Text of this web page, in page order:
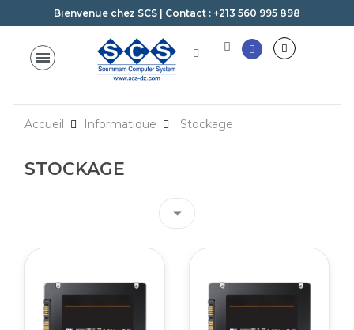
Bienvenue chez SCS | Contact : +213 560 995 898
Accueil Informatique Stockage
STOCKAGE
arrow_drop_down